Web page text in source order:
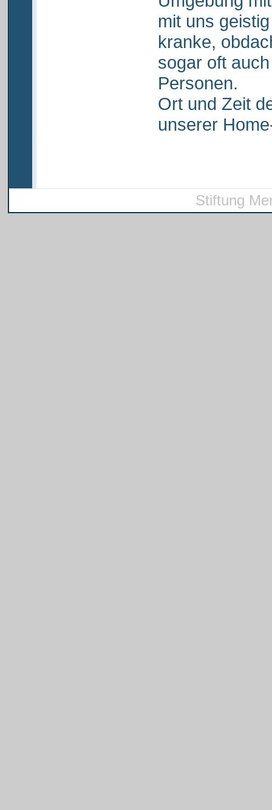
mit uns
kranke,
sogar oft
Personen.
Ort und Zeit
unserer
Stiftung